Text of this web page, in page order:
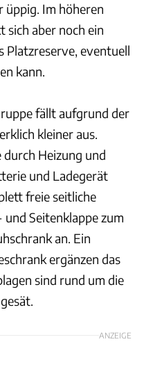
üppig. Im höheren
sich aber noch ein
Platzreserve, eventuell
kann.
fällt aufgrund der
kleiner aus.
Heizung und
und Ladegerät
freie seitliche
Seitenklappe zum
an. Ein
ergänzen das
sind rund um die
ANZEIGE